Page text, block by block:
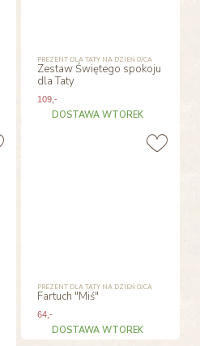
PREZENT DLA TATY NA DZIEŃ OJCA
Zestaw Świętego spokoju
dla Taty
109 ,-
DOSTAWA WTOREK
PREZENT DLA TATY NA DZIEŃ OJCA
Fartuch "Miś"
64 ,-
DOSTAWA WTOREK